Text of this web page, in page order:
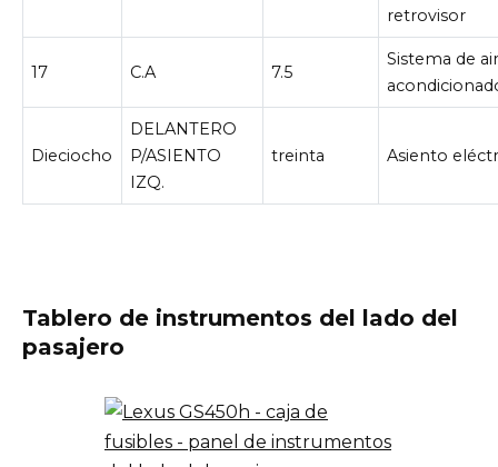
retrovisor
17 C.A 7.5
Sistema de
Dieciocho
DELANTERO
P/ASIENTO
IZQ.
treinta Asiento
Tablero de instrumentos del lado del
pasajero